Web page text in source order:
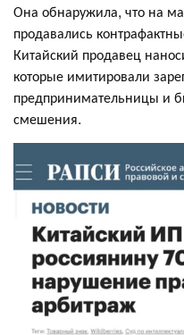
Она обнаружила, что на
продавались
Китайский продавец
которые имитировали
предпринимательницы и
смешения.